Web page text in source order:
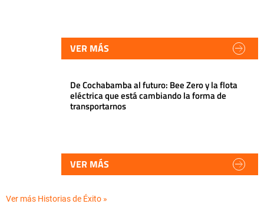
VER MÁS
De Cochabamba al futuro: Bee Zero y la flota
eléctrica que está cambiando la forma de
transportarnos
VER MÁS
Ver más Historias de Éxito »